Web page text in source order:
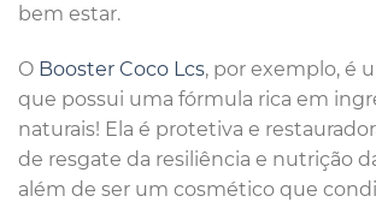
bem estar.
O Booster Coco Lcs, por exemplo, é
que possui uma fórmula rica em
naturais! Ela é protetiva e
de resgate da resiliência e nutrição
além de ser um cosmético que